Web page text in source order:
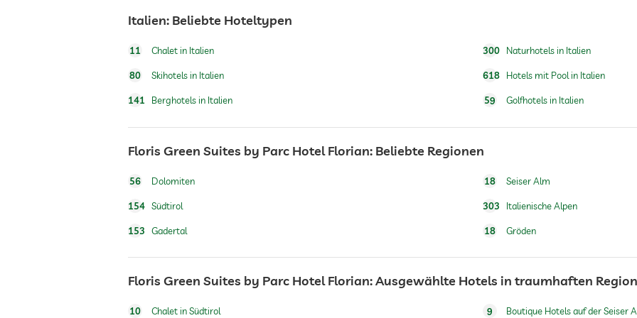
Hundeverpflegung
Tischtennis
Wintersportmöglichkeiten hoteleigene Skischule
Pool beheizt
Italien: Beliebte Hoteltypen
11 Chalet in Italien
80 Skihotels in Italien
141 Berghotels in Italien
300 Naturhotels in Italien
618 Hotels mit Pool in Italien
59 Golfhotels in Italien
Floris Green Suites by Parc Hotel Florian: Beliebte Regionen
56 Dolomiten
154 Südtirol
153 Gadertal
18 Seiser Alm
303 Italienische Alpen
18 Gröden
Floris Green Suites by Parc Hotel Florian: Ausgewählte Hotels in traumhaften
10 Chalet in Südtirol 9 Boutique Hotels auf der Seiser